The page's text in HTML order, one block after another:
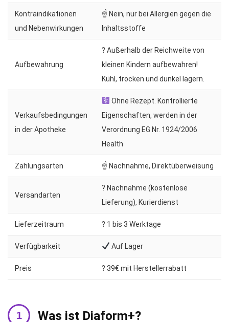
Kontraindikationen
und Nebenwirkungen
☝ Nein, nur bei Allergien gegen die
Inhaltsstoffe
Aufbewahrung
? Außerhalb der Reichweite von
kleinen Kindern aufbewahren!
Kühl, trocken und dunkel lagern.
Verkaufsbedingungen
in der Apotheke
Ohne Rezept. Kontrollierte
Eigenschaften, werden in der
Verordnung EG Nr. 1924/2006
Health
Zahlungsarten ☝ Nachnahme, Direktüberweisung
Versandarten
? Nachnahme (kostenlose
Lieferung), Kurierdienst
Lieferzeitraum ?️ 1 bis 3 Werktage
Verfügbarkeit Auf Lager
Preis ? 39€ mit Herstellerrabatt
Was ist Diaform+?